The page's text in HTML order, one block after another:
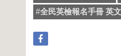
#全民英檢報名手冊 英